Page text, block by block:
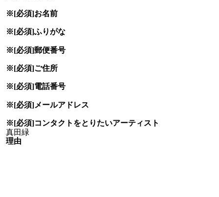
※[必須]お名前
※[必須]ふりがな
※[必須]郵便番号
※[必須]ご住所
※[必須]電話番号
※[必須]メールアドレス
※[必須]コンタクトをとりたいアーティスト
理由